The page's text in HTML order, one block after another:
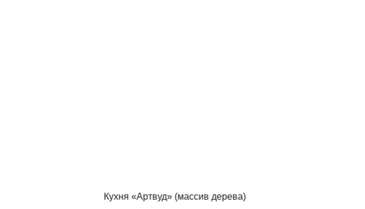
Кухня «Артвуд» (массив дерева)